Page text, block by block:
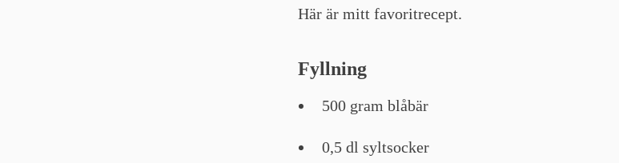
Här är mitt favoritrecept.
Fyllning
500 gram blåbär
0,5 dl syltsocker